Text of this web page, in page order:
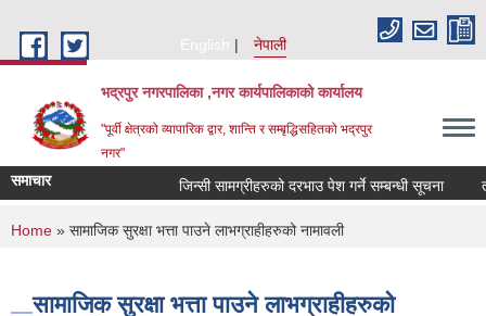
English
नेपाली
भद्रपुर नगरपालिका ,नगर कार्यपालिकाको कार्यालय
"पूर्वी क्षेत्रको व्यापारिक द्वार, शान्ति र सम्बृद्धिसहितको भद्रपुर
नगर"
समाचार जिन्सी सामग्रीहरुको दरभाउ पेश गर्ने सम्बन्धी सूचना तह
You are here
Home » सामाजिक सुरक्षा भत्ता पाउने लाभग्राहीहरुको नामावली
सामाजिक सुरक्षा भत्ता पाउने लाभग्राहीहरुको